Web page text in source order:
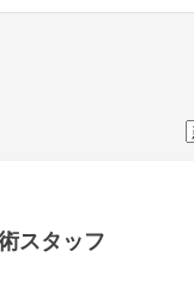
スタッフ